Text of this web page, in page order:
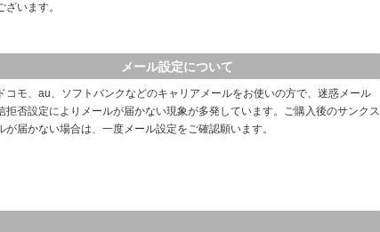
ざいます。
メール設定について
コモ、au、ソフトバンクなどのキャリアメールをお使いの方で、迷惑メール
拒否設定によりメールが届かない現象が多発しています。ご購入後のサンクス
が届かない場合は、一度メール設定をご確認願います。